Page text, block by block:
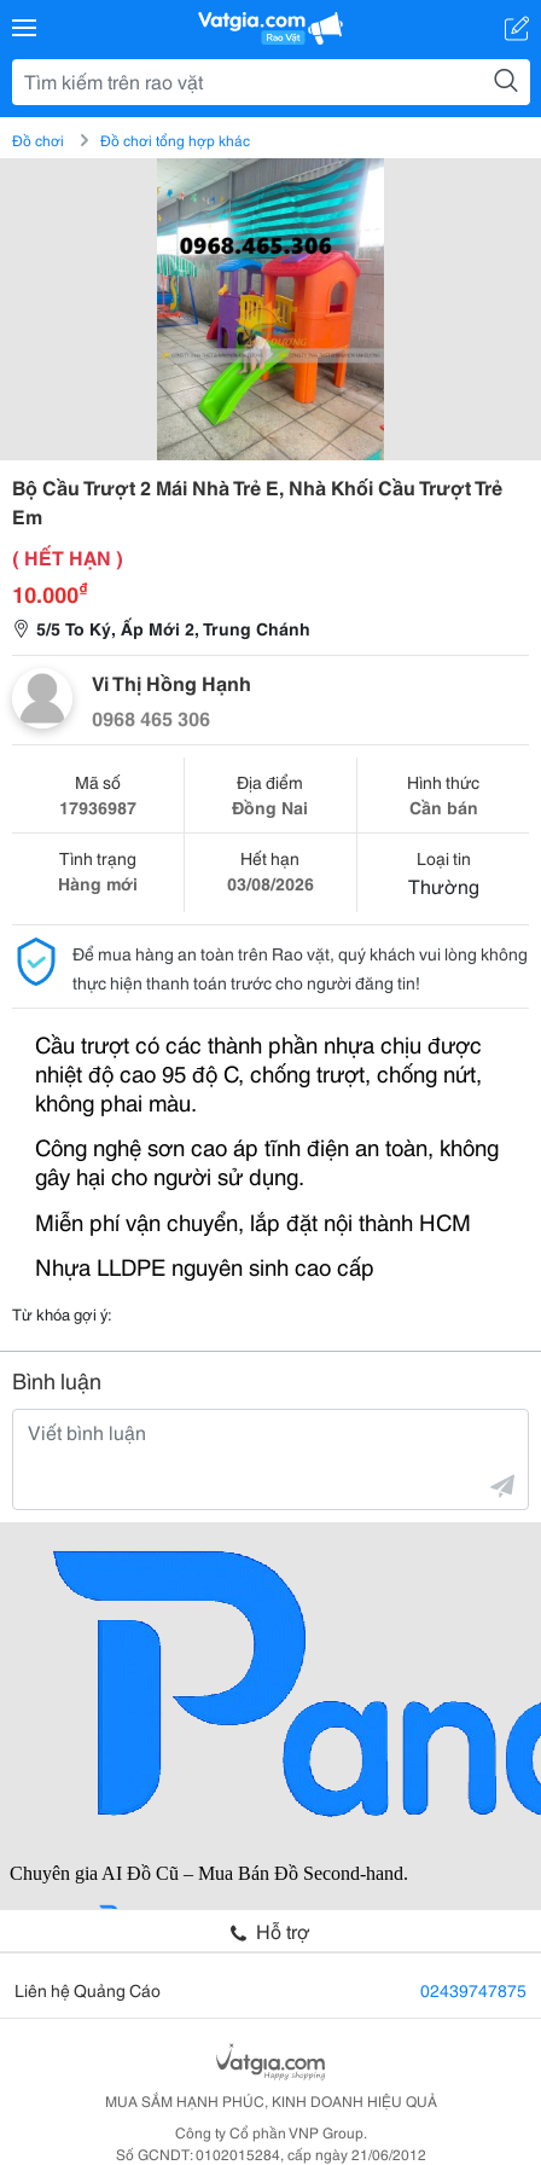
Đồ chơi Đồ chơi tổng hợp khác
Bộ Cầu Trượt 2 Mái Nhà Trẻ E, Nhà Khối Cầu Trượt Trẻ
Em
( HẾT HẠN )
10.000₫
5/5 To Ký, Ấp Mới 2, Trung Chánh
Vi Thị Hồng Hạnh
0968 465 306
Mã số
17936987
Địa điểm
Đồng Nai
Hình thức
Cần bán
Tình trạng
Hàng mới
Hết hạn
03/08/2026
Loại tin
Thường
Để mua hàng an toàn trên Rao vặt, quý khách vui lòng không
thực hiện thanh toán trước cho người đăng tin!
Cầu trượt có các thành phần nhựa chịu được
nhiệt độ cao 95 độ C, chống trượt, chống nứt,
không phai màu.
Công nghệ sơn cao áp tĩnh điện an toàn, không
gây hại cho người sử dụng.
Miễn phí vận chuyển, lắp đặt nội thành HCM
Nhựa LLDPE nguyên sinh cao cấp
Từ khóa gợi ý:
Bình luận
Hỗ trợ
Liên hệ Quảng Cáo 02439747875
MUA SẮM HẠNH PHÚC, KINH DOANH HIỆU QUẢ
Công ty Cổ phần VNP Group.
Số GCNDT: 0102015284, cấp ngày 21/06/2012